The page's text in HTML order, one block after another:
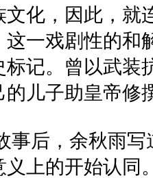
化，因此，就
一戏剧性的和
记。曾以武装
儿子助皇帝修
后，余秋雨写
上的开始认同